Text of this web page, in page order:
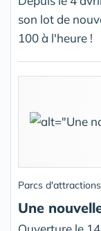
son lot de
100 à l'heure !
Parcs d'attractions
Une